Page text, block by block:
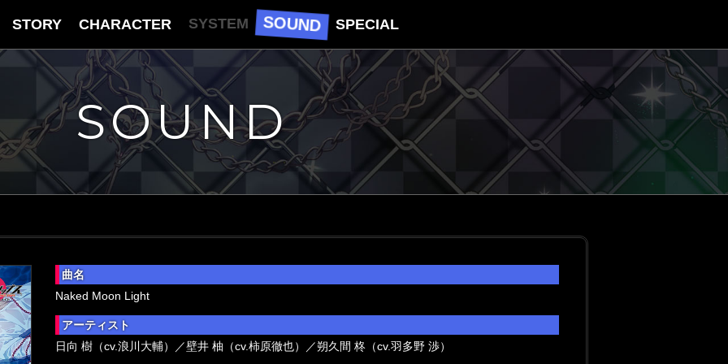
STORY CHARACTER SYSTEM SOUND SPECIAL
SOUND
曲名
Naked Moon Light
アーティスト
日向 樹（cv.浪川大輔）／壁井 柚（cv.柿原徹也）／朔久間 柊（cv.羽多野 渉）